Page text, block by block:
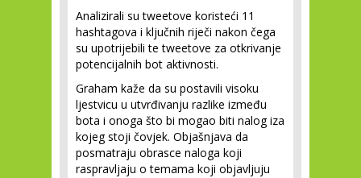
Analizirali su tweetove koristeći 11
hashtagova i ključnih riječi nakon čega
su upotrijebili te tweetove za otkrivanje
potencijalnih bot aktivnosti.
Graham kaže da su postavili visoku
ljestvicu u utvrđivanju razlike između
bota i onoga što bi mogao biti nalog iza
kojeg stoji čovjek. Objašnjava da
posmatraju obrasce naloga koji
raspravljaju o temama koji objavljuju